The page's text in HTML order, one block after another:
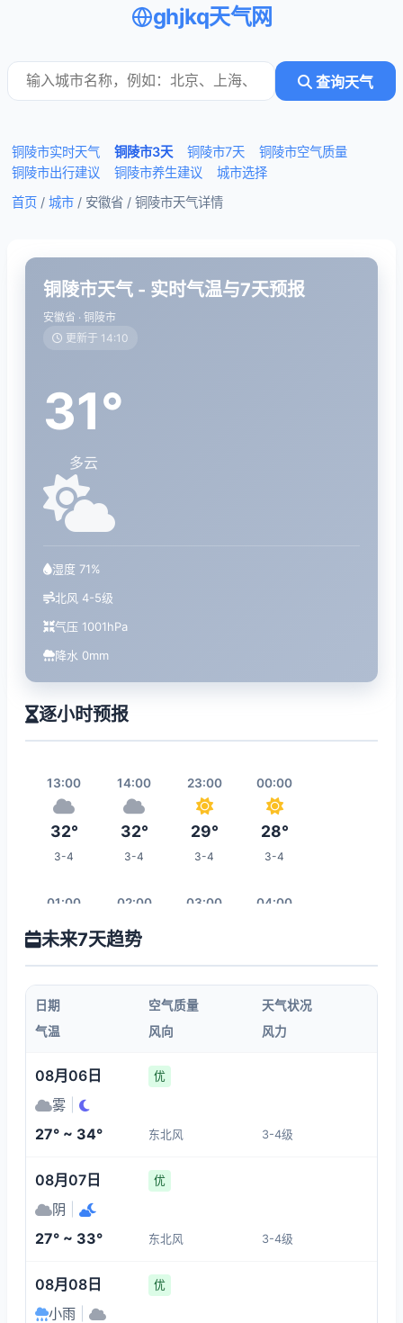
ghjkq天气网
查询天气
铜陵市实时天气 铜陵市3天 铜陵市7天
铜陵市空气质量
铜陵市出行建议
铜陵市养生建议
城市选择
首页 / 城市 / 安徽省 / 铜陵市天气详情
铜陵市天气 - 实时气温与7天预报
安徽省 · 铜陵市
更新于 14:10
31°
多云
湿度 71%
北风 4-5级
气压 1001hPa
降水 0mm
逐小时预报
13:00
32°
3-4
14:00
32°
3-4
23:00
29°
3-4
00:00
28°
3-4
01:00
28°
02:00
28°
03:00 04:00
05:00
27°
3-4
06:00 08:00
15:00
32°
3-4
09:00 11:00
32°
未来7天趋势
日期 空气质量
天气状况
气温
风向 风力
08月06日 优
雾
27° ~ 34° 东北风 3-4级
08月07日 优
阴
27° ~ 33° 东北风 3-4级
08月08日 优
小雨